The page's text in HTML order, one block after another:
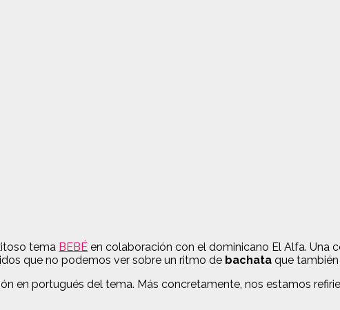
tema BEBÉ en colaboración con el dominicano El Alfa. Una
que no podemos ver sobre un ritmo de bachata que
en portugués del tema. Más concretamente, nos estamos